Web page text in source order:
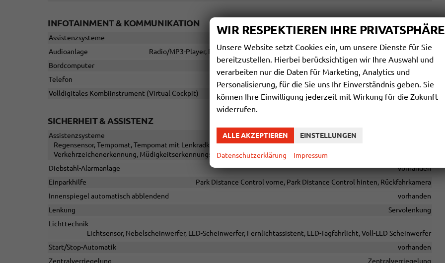
INFOTAINMENT & KOMMUNIKATION
Assistenzsysteme
Audioanlage
Radio/MP3-Player, Radio, Schnittstelle USB, Digitalradio DAB, Android Auto, Apple CarPlay
Bordcomputer
Telefon
Volldigitales Kombiinstrument (Virtual Cockpit)
vorhanden
SICHERHEIT & ASSISTENZ
Assistenzsysteme
Regensensor, Tempomat, Tempomat mit Lenkradkontrolle, Spurhalteassistent, Abstandstempomat adaptiv (ACC),
Verkehrzeichenerkennung, Müdigkeitserkennungs-Sensor, Notrufsystem, Geschwindigkeitsbegrenzer
Diebstahl-Alarmanlage
vorhanden
Einparkhilfe
Park Distance Control vorne, Park Distance Control hinten, Rückfahrkamera
Innenspiegel automatisch abblendend
vorhanden
Lenkung
Servolenkung
Lichttechnik
Lichtsensor, Nebelscheinwerfer, LED-Scheinwerfer, Fernlichtassistent, LED-Tagfahrlicht, Voll-LED Scheinwerfer
Start/Stop-Automatik
vorhanden
Zentralverriegelung
Zentralverriegelung
WIR RESPEKTIEREN IHRE PRIVATSPHÄRE
Unsere Website setzt Cookies ein, um unsere Dienste für Sie
bereitzustellen. Hierbei berücksichtigen wir Ihre Auswahl und
verarbeiten nur die Daten für Marketing, Analytics und
Personalisierung, für die Sie uns Ihr Einverständnis geben. Sie
können Ihre Einwilligung jederzeit mit Wirkung für die Zukunft
widerrufen.
ALLE AKZEPTIEREN EINSTELLUNGEN
Datenschutzerklärung Impressum